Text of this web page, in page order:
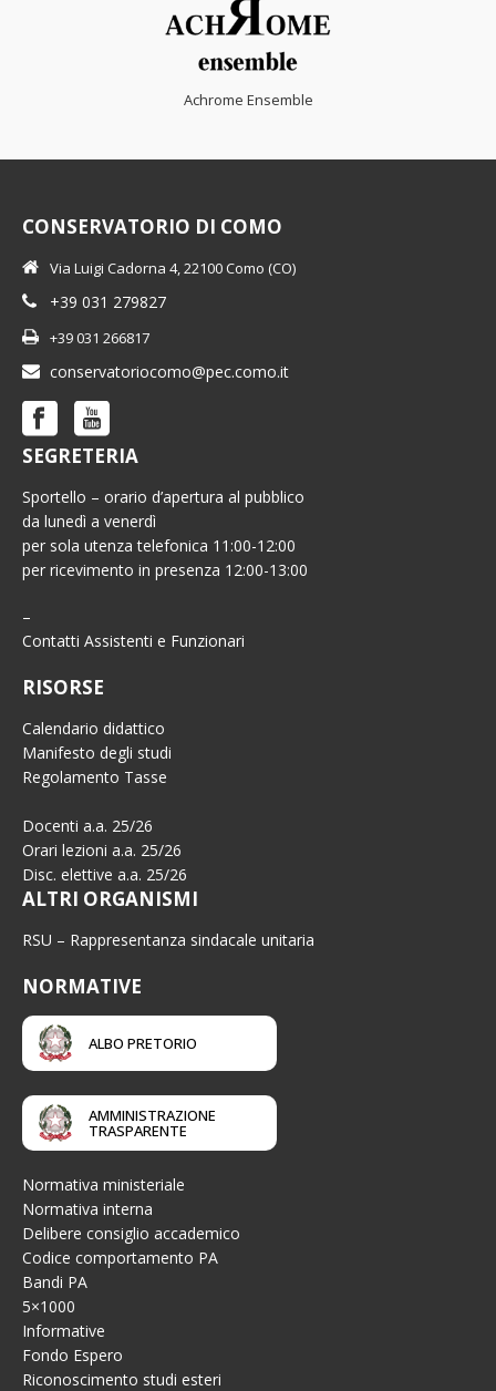
Achrome Ensemble
CONSERVATORIO DI COMO
Via Luigi Cadorna 4, 22100 Como (CO)
+39 031 279827
+39 031 266817
conservatoriocomo@pec.como.it
SEGRETERIA
Sportello – orario d’apertura al pubblico
da lunedì a venerdì
per sola utenza telefonica 11:00-12:00
per ricevimento in presenza 12:00-13:00
–
Contatti Assistenti e Funzionari
RISORSE
Calendario didattico
Manifesto degli studi
Regolamento Tasse
Docenti a.a. 25/26
Orari lezioni a.a. 25/26
Disc. elettive a.a. 25/26
ALTRI ORGANISMI
RSU – Rappresentanza sindacale unitaria
NORMATIVE
ALBO PRETORIO
AMMINISTRAZIONE
TRASPARENTE
Normativa ministeriale
Normativa interna
Delibere consiglio accademico
Codice comportamento PA
Bandi PA
5×1000
Informative
Fondo Espero
Riconoscimento studi esteri